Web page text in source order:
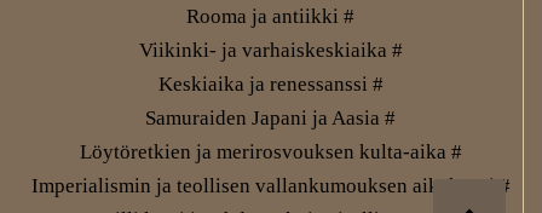
Rooma ja antiikki #
Viikinki- ja varhaiskeskiaika #
Keskiaika ja renessanssi #
Samuraiden Japani ja Aasia #
Löytöretkien ja merirosvouksen kulta-aika #
Imperialismin ja teollisen vallankumouksen aikakausi #